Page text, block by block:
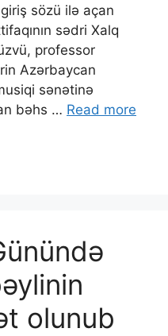
sözü ilə açan
sədri Xalq
professor
Azərbaycan
sənətinə
bəhs … Read more
olunub